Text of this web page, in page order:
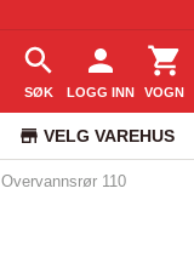
SØK LOGG INN VOGN
VELG VAREHUS
KUNDESERVICE
Overvannsrør 110